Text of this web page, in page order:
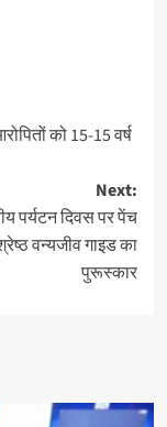
को 15-15 वर्ष
Next:
पर्यटन दिवस पर पेंच
वन्यजीव गाइड का
पुरूस्कार